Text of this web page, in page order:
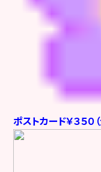
ポストカード￥３５０（